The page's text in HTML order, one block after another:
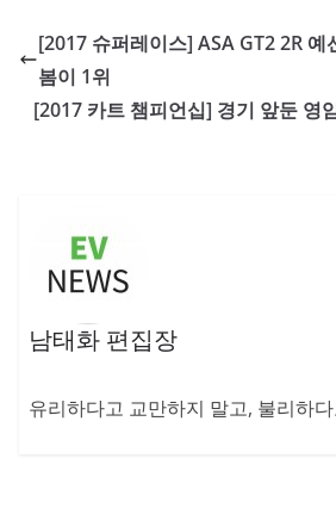
[2017 슈퍼레이스] ASA GT2 2R 예
봄이 1위
[2017 카트 챔피언십] 경기 앞둔 영
남태화 편집장
유리하다고 교만하지 말고, 불리하